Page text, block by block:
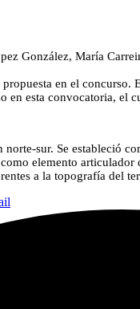
González, María
en el
esta convocatoria,
sur. Se estableció
elemento
a la topografía del